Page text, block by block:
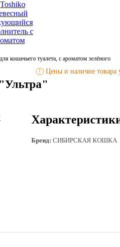
кошачьего туалета, с ароматом зелёного
! Цены и наличие товара
Бренд: СИБИРСКАЯ КОШКА